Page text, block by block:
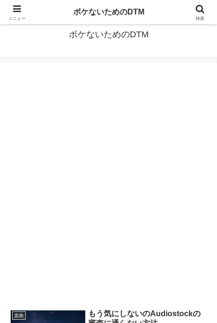
ゆる～く続ける音楽制作のあれこれや昔ばなし
ボケないためのDTM
楽曲
もう気にしないのAudiostockの
メニュー
ボケないためのDTM
検索